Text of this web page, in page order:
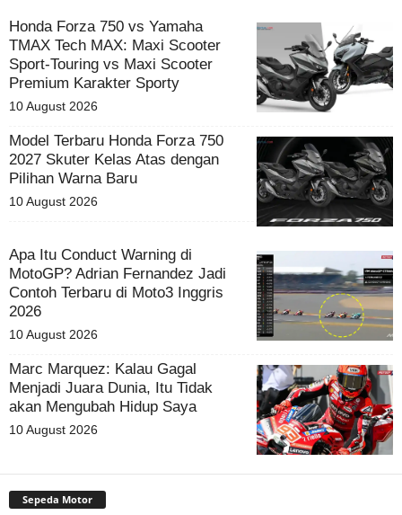
Honda Forza 750 vs Yamaha
TMAX Tech MAX: Maxi Scooter
Sport-Touring vs Maxi Scooter
Premium Karakter Sporty
10 August 2026
Model Terbaru Honda Forza 750
2027 Skuter Kelas Atas dengan
Pilihan Warna Baru
10 August 2026
Apa Itu Conduct Warning di
MotoGP? Adrian Fernandez Jadi
Contoh Terbaru di Moto3 Inggris
2026
10 August 2026
Marc Marquez: Kalau Gagal
Menjadi Juara Dunia, Itu Tidak
akan Mengubah Hidup Saya
10 August 2026
Sepeda Motor